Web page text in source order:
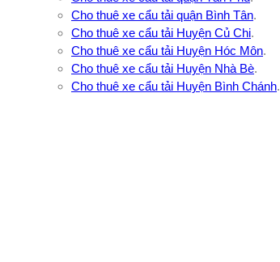
Cho thuê xe cẩu tải quận Bình Tân.
Cho thuê xe cẩu tải Huyện Củ Chi.
Cho thuê xe cẩu tải Huyện Hóc Môn.
Cho thuê xe cẩu tải Huyện Nhà Bè.
Cho thuê xe cẩu tải Huyện Bình Chánh.